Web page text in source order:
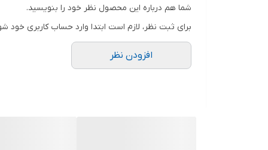
شما هم درباره این محصول نظر خود را بنویسید.
برای ثبت نظر، لازم است ابتدا وارد حساب کاربری خود
افزودن نظر